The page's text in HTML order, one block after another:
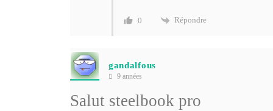
0 Répondre
gandalfous
9 années
Salut steelbook pro